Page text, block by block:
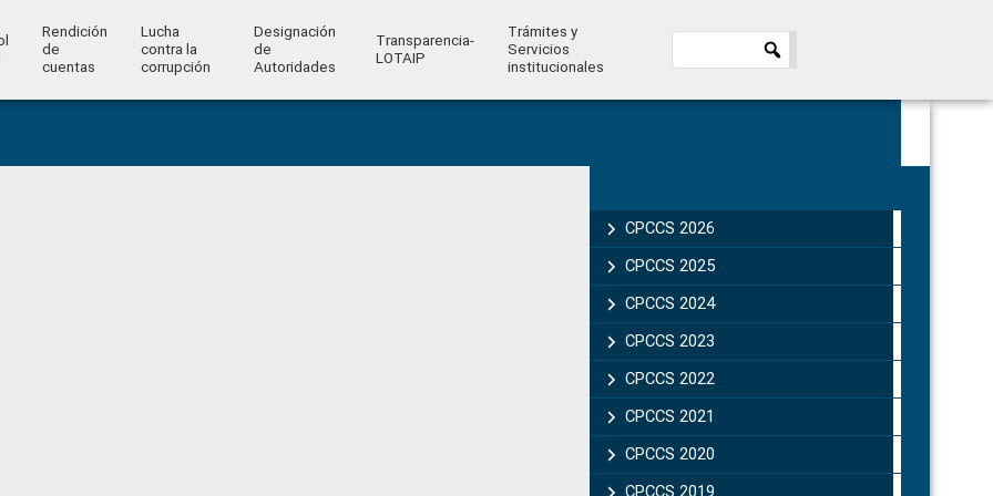
Rendición
de
cuentas
Lucha
contra la
corrupción
Designación
de
Autoridades
Transparencia-
LOTAIP
Trámites y
Servicios
institucionales
Sidebar
CPCCS 2026
CPCCS 2025
CPCCS 2024
CPCCS 2023
CPCCS 2022
CPCCS 2021
CPCCS 2020
CPCCS 2019 .